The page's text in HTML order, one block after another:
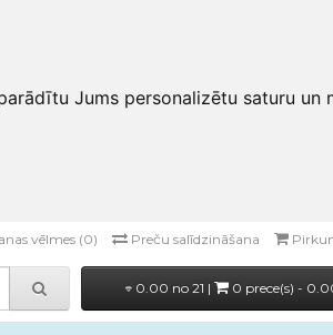
Jums personalizētu saturu un
vēlmes (0) Preču salīdzināšana
0.00 no 21 | 0 prece(s) -